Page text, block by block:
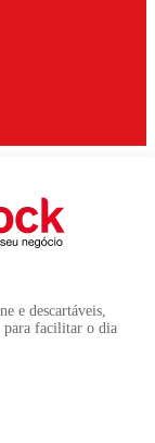
e descartáveis,
para facilitar o dia